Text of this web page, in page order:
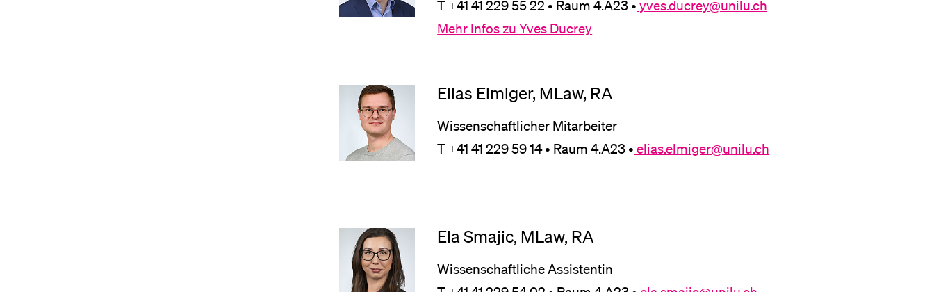
T +41 41 229 55 22 • Raum 4.A23 • yves.ducrey@unilu.ch
Mehr Infos zu Yves Ducrey
Elias Elmiger, MLaw, RA
Wissenschaftlicher Mitarbeiter
T +41 41 229 59 14 • Raum 4.A23 • elias.elmiger@unilu.ch
Ela Smajic, MLaw, RA
Wissenschaftliche Assistentin
Förderer